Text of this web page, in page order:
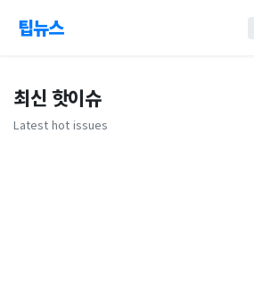
팁뉴스
최신 핫이슈
Latest hot issues